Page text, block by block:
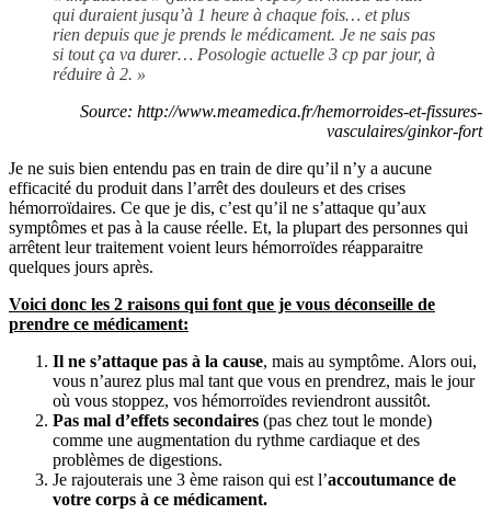
qui duraient jusqu’à 1 heure à chaque fois… et plus
rien depuis que je prends le médicament. Je ne sais pas
si tout ça va durer… Posologie actuelle 3 cp par jour, à
réduire à 2. »
Source: http://www.meamedica.fr/hemorroides-et-fissures-
vasculaires/ginkor-fort
Je ne suis bien entendu pas en train de dire qu’il n’y a aucune
efficacité du produit dans l’arrêt des douleurs et des crises
hémorroïdaires. Ce que je dis, c’est qu’il ne s’attaque qu’aux
symptômes et pas à la cause réelle. Et, la plupart des personnes qui
arrêtent leur traitement voient leurs hémorroïdes réapparaitre
quelques jours après.
Voici donc les 2 raisons qui font que je vous déconseille de
prendre ce médicament:
Il ne s’attaque pas à la cause, mais au symptôme. Alors oui,
vous n’aurez plus mal tant que vous en prendrez, mais le jour
où vous stoppez, vos hémorroïdes reviendront aussitôt.
Pas mal d’effets secondaires (pas chez tout le monde)
comme une augmentation du rythme cardiaque et des
problèmes de digestions.
Je rajouterais une 3 ème raison qui est l’accoutumance de
votre corps à ce médicament.